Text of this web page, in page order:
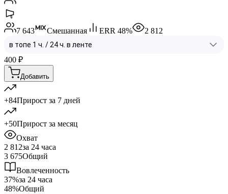
7 643 Смешанная ERR 48% 2 812
400 ₽
Добавить
+84Прирост за 7 дней
+50Прирост за месяц
Охват
2 812за 24 часа
3 675Общий
Вовлеченность
37%за 24 часа
48%Общий